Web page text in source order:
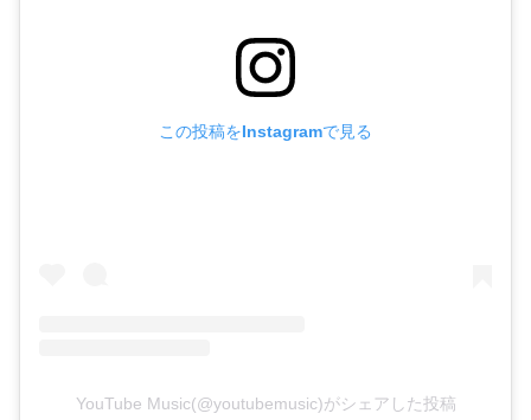
この投稿をInstagramで見る
YouTube Music(@youtubemusic)がシェアした投稿